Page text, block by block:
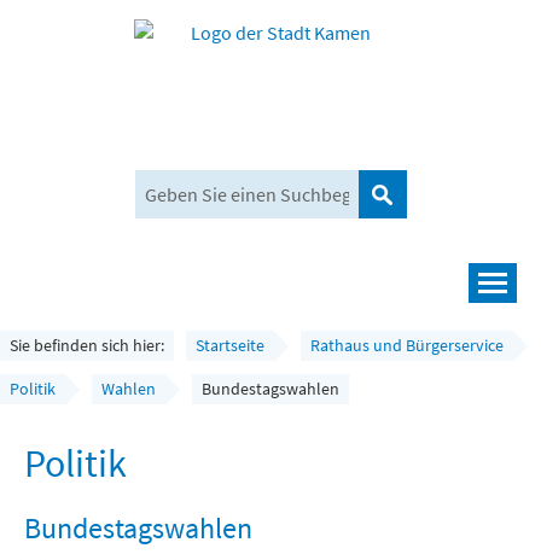
Suchen
Leben und mehr
Rathaus und Bürgerservice
Freizeit und Tourismus
Sie befinden sich hier: Startseite
Rathaus und Bürgerservice
Politik
Wahlen Bundestagswahlen
Politik
Bundestagswahlen